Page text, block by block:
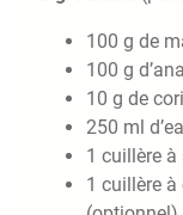
100 g de
100 g
10 g de
250 ml
1 cuillère à
1 cuillère à